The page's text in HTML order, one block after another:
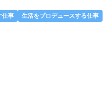
仕事 生活をプロデュースする仕事